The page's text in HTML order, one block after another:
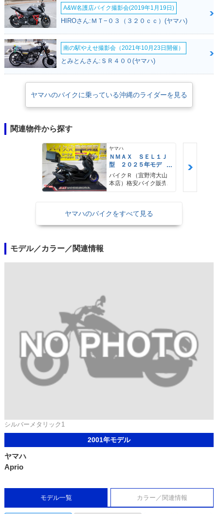
A&W名護店バイク撮影会(2019年1月19日)
HIROさん:ＭＴ−０３（３２０ｃｃ）(ヤマハ)
南の駅やえせ撮影会（2021年10月23日開催）
とみとんさん:ＳＲ４００(ヤマハ)
ヤマハのバイクに乗っている沖縄のライダーを見る
関連物件から探す
ヤマハ
ＮＭＡＸ ＳＥＬ１Ｊ
型 ２０２５年モデ
ル ＡＢＳ キーレ
ス リアキャリア リ
アＢＯＸ
バイクＲ（宜野湾大山
本店）格安バイク販売
ヤマハのバイクをすべて見る
モデル／カラー／関連情報
シルバーメタリック1
2001年モデル
ヤマハ
Aprio
モデル一覧 カラー／関連情報